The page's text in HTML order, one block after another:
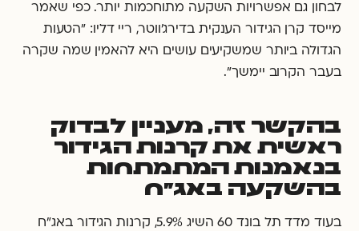
לבחון גם אפשרויות השקעה מתוחכמות יותר. כפי שאמר
מייסד קרן הגידור הענקית בדירג'ווטר, ריי דליו: "הטעות
הגדולה ביותר שמשקיעים עושים היא להאמין שמה שקרה
בעבר הקרוב יימשך".
בהקשר זה, מעניין לבדוק
ראשית את קרנות הגידור
בנאמנות המתמתחות
בהשקעה באג"ח
בעוד מדד תל בונד 60 השיג 5.9%, קרנות הגידור באג"ח